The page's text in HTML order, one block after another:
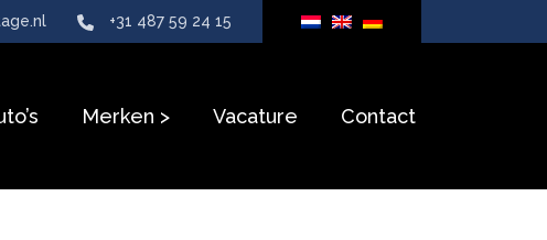
+31 487 59 24 15
Merken Vacature Contact